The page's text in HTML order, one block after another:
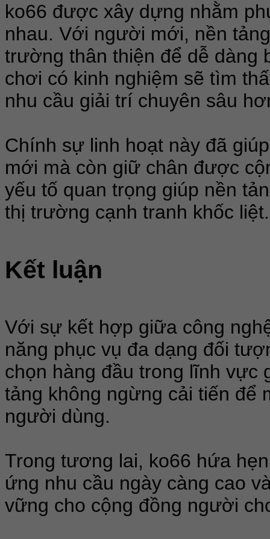
ko66 được xây dựng nhằm
nhau. Với người mới, nền
trường thân thiện để dễ dàng
chơi có kinh nghiệm sẽ tìm
nhu cầu giải trí chuyên sâu
Chính sự linh hoạt này đã
mới mà còn giữ chân được
yếu tố quan trọng giúp nền
thị trường cạnh tranh khốc liệt.
Kết luận
Với sự kết hợp giữa công
năng phục vụ đa dạng đối
chọn hàng đầu trong lĩnh vực
tảng không ngừng cải tiến để
người dùng.
Trong tương lai, ko66 hứa
ứng nhu cầu ngày càng cao
vững cho cộng đồng người